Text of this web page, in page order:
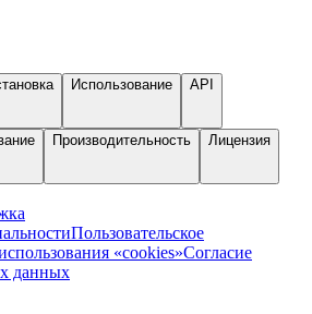
Использование API
Производительность Лицензия
Пользовательское
«cookies»Согласие
данных